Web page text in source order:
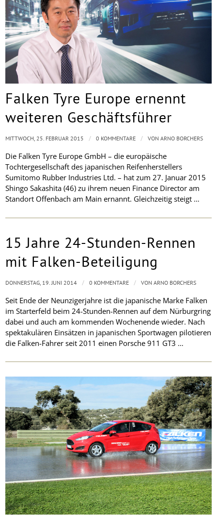
Falken Tyre Europe ernennt
weiteren Geschäftsführer
Die Falken Tyre Europe GmbH – die europäische
Tochtergesellschaft des japanischen Reifenherstellers
Sumitomo Rubber Industries Ltd. – hat zum 27. Januar 2015
Shingo Sakashita (46) zu ihrem neuen Finance Director am
Standort Offenbach am Main ernannt. Gleichzeitig steigt …
MITTWOCH, 25. FEBRUAR 2015 / 0 KOMMENTARE / VONARNO BORCHERS
15 Jahre 24-Stunden-Rennen
mit Falken-Beteiligung
Seit Ende der Neunzigerjahre ist die japanische Marke Falken
im Starterfeld beim 24-Stunden-Rennen auf dem Nürburgring
dabei und auch am kommenden Wochenende wieder. Nach
spektakulären Einsätzen in japanischen Sportwagen pilotieren
die Falken-Fahrer seit 2011 einen Porsche 911 GT3 …
DONNERSTAG, 19. JUNI 2014 / 0 KOMMENTARE / VONARNO BORCHERS